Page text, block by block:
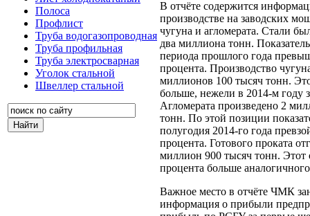
Полоса
Профлист
Труба водогазопроводная
Труба профильная
Труба электросварная
Уголок стальной
Швеллер стальной
В отчёте содержится
производстве на заводских
чугуна и агломерата. Стали
два миллиона тонн.
периода прошлого года
процента. Производство
миллионов 100 тысяч тонн.
больше, нежели в 2014-м году
Агломерата произведено 2
тонн. По этой позиции
полугодия 2014-го года
процента. Готового проката
миллион 900 тысяч тонн. Этот
процента больше
Важное место в отчёте ЧМК
информация о прибыли